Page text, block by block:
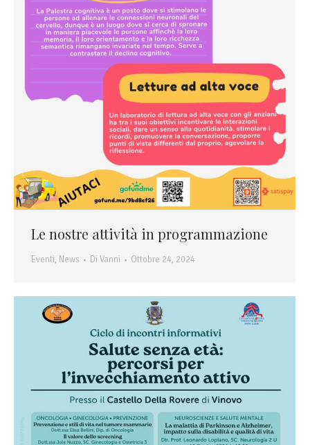
Le nostre attività in programmazione
Eventi, News Di Vanni Ottobre 24, 2024